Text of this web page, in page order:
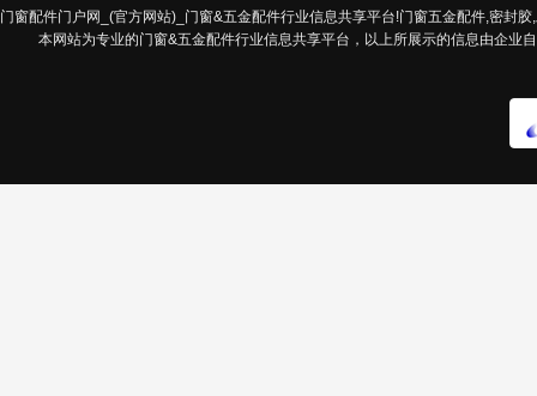
门窗配件门户网_(官方网站)_门窗&五金配件行业信息共享平台!门窗五金配件,密封
本网站为专业的门窗&五金配件行业信息共享平台，以上所展示的信息由企业